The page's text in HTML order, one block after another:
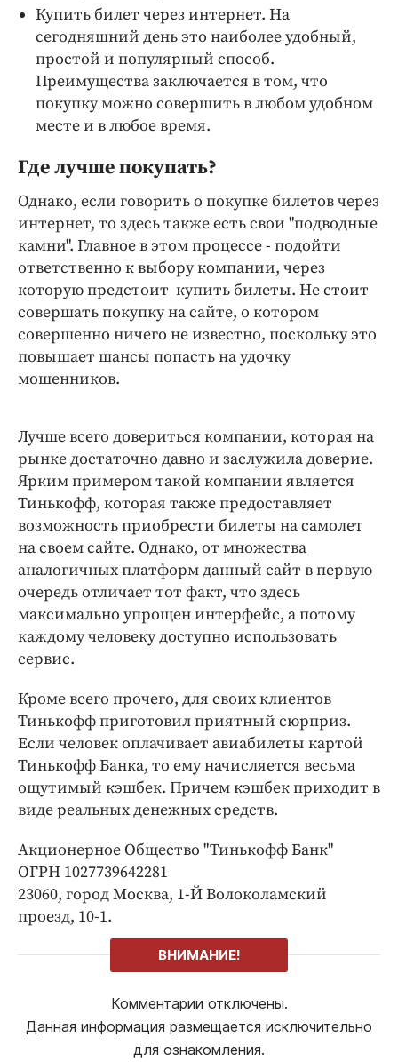
Купить билет через интернет. На
сегодняшний день это наиболее удобный,
простой и популярный способ.
Преимущества заключается в том, что
покупку можно совершить в любом удобном
месте и в любое время.
Где лучше покупать?
Однако, если говорить о покупке билетов через
интернет, то здесь также есть свои "подводные
камни". Главное в этом процессе - подойти
ответственно к выбору компании, через
которую предстоит купить билеты. Не стоит
совершать покупку на сайте, о котором
совершенно ничего не известно, поскольку это
повышает шансы попасть на удочку
мошенников.
Лучше всего довериться компании, которая на
рынке достаточно давно и заслужила доверие.
Ярким примером такой компании является
Тинькофф, которая также предоставляет
возможность приобрести билеты на самолет
на своем сайте. Однако, от множества
аналогичных платформ данный сайт в первую
очередь отличает тот факт, что здесь
максимально упрощен интерфейс, а потому
каждому человеку доступно использовать
сервис.
Кроме всего прочего, для своих клиентов
Тинькофф приготовил приятный сюрприз.
Если человек оплачивает авиабилеты картой
Тинькофф Банка, то ему начисляется весьма
ощутимый кэшбек. Причем кэшбек приходит в
виде реальных денежных средств.
Акционерное Общество "Тинькофф Банк"
ОГРН 1027739642281
23060, город Москва, 1-Й Волоколамский
проезд, 10-1.
ВНИМАНИЕ!
Комментарии отключены.
Данная информация размещается исключительно
для ознакомления.